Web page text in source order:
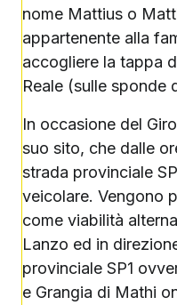
nome Mattius o
appartenente alla
accogliere la tappa
Reale (sulle sponde
In occasione del
suo sito, che dalle
strada provinciale
veicolare. Vengono
come viabilità
Lanzo ed in
provinciale SP1
e Grangia di Mathi